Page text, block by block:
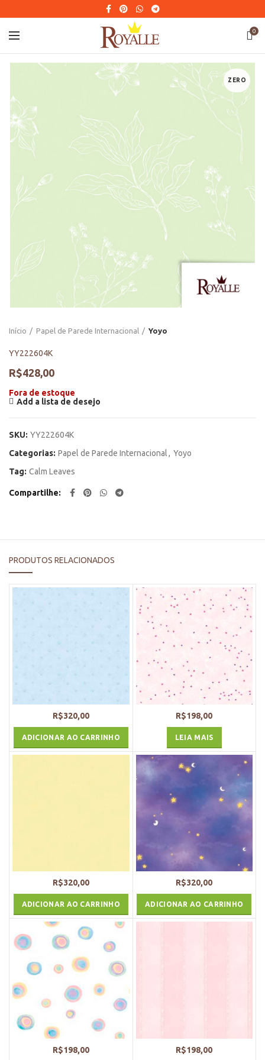
0
ZERO
Início Papel de Parede Internacional Yoyo
YY222604K
R$428,00
Fora de estoque
Add a lista de desejo
SKU: YY222604K
Categorias: Papel de Parede Internacional, Yoyo
Tag: Calm Leaves
Compartilhe
PRODUTOS RELACIONADOS
R$320,00
ADICIONAR AO CARRINHO
R$198,00
LEIA MAIS
R$320,00
ADICIONAR AO CARRINHO
R$320,00
ADICIONAR AO CARRINHO
R$198,00 R$198,00